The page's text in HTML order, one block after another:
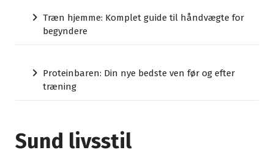
Træn hjemme: Komplet guide til håndvægte for
begyndere
Proteinbaren: Din nye bedste ven før og efter
træning
Sund livsstil